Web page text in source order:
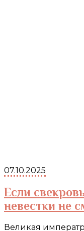
07.10.2025
Если
невестки не
Великая